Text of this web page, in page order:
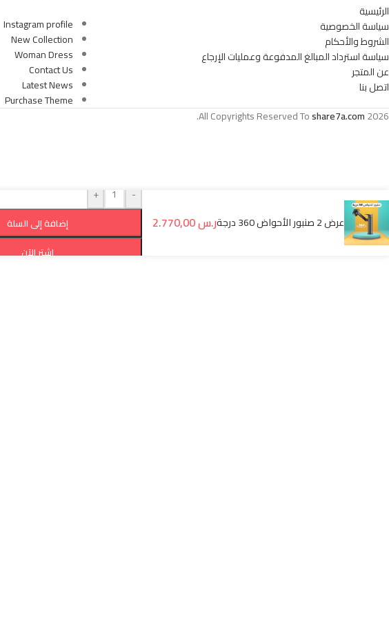
الرئيسية
سياسة الخصوصية
الشروط والأحكام
سياسة استرداد المبالغ المدفوعة وعمليات الإرجاع
عن المتجر
اتصل بنا
Instagram profile
New Collection
Woman Dress
Contact Us
Latest News
Purchase Theme
All Copyrights Reserved Toshare7a.com2026.
عرض 2 صنبور الأحواض 360 درجة ر.س
-
+
إضافة إلى السلة
اشترِ الآن